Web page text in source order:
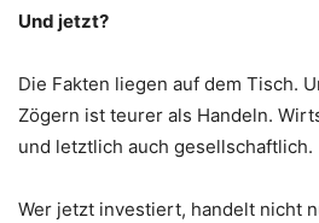
Und jetzt?
Die Fakten liegen auf dem Tisch.
Zögern ist teurer als Handeln.
und letztlich auch gesellschaftlich.
Wer jetzt investiert, handelt nicht